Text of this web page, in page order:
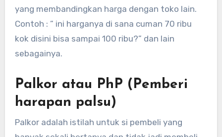
yang membandingkan harga dengan toko lain.
Contoh : ” ini harganya di sana cuman 70 ribu
kok disini bisa sampai 100 ribu?” dan lain
sebagainya.
Palkor atau PhP (Pemberi
harapan palsu)
Palkor adalah istilah untuk si pembeli yang